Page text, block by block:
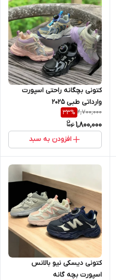
کتونی بچگانه راحتی اسپورت
وارداتی طبی 2025
2,700,000
33%
1,800,000
افزودن به سبد
کتونی دیسکی نیو بالانس
اسپورت بچه گانه